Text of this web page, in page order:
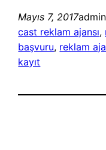
Mayıs 7, 2017admin
cast reklam ajansı,
başvuru, reklam
kayıt